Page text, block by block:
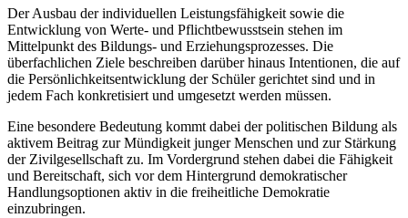
Der Ausbau der individuellen Leistungsfähigkeit sowie die
Entwicklung von Werte- und Pflichtbewusstsein stehen im
Mittelpunkt des Bildungs- und Erziehungsprozesses. Die
überfachlichen Ziele beschreiben darüber hinaus Intentionen, die auf
die Persönlichkeitsentwicklung der Schüler gerichtet sind und in
jedem Fach konkretisiert und umgesetzt werden müssen.
Eine besondere Bedeutung kommt dabei der politischen Bildung als
aktivem Beitrag zur Mündigkeit junger Menschen und zur Stärkung
der Zivilgesellschaft zu. Im Vordergrund stehen dabei die Fähigkeit
und Bereitschaft, sich vor dem Hintergrund demokratischer
Handlungsoptionen aktiv in die freiheitliche Demokratie
einzubringen.